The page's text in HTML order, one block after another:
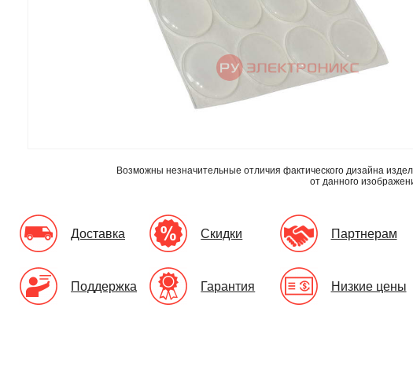
Возможны незначительные отличия фактического дизайна
от данного
Доставка Скидки Партнерам
Поддержка Гарантия Низкие цены